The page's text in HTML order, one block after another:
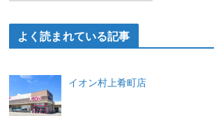
カ
よく読まれている記事
イオン村上肴町店